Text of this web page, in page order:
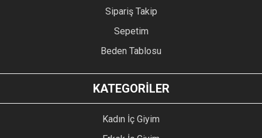
Sipariş Takip
Sepetim
Beden Tablosu
KATEGORİLER
Kadın İç Giyim